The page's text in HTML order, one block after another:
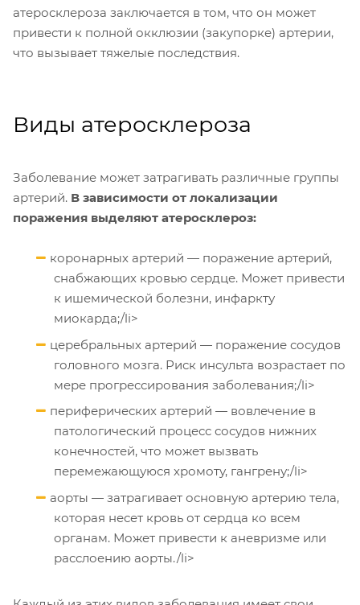
атеросклероза заключается в том, что он может
привести к полной окклюзии (закупорке) артерии,
что вызывает тяжелые последствия.
Виды атеросклероза
Заболевание может затрагивать различные группы
артерий. В зависимости от локализации
поражения выделяют атеросклероз:
коронарных артерий — поражение артерий,
снабжающих кровью сердце. Может привести
к ишемической болезни, инфаркту
миокарда;/li>
церебральных артерий — поражение сосудов
головного мозга. Риск инсульта возрастает по
мере прогрессирования заболевания;/li>
периферических артерий — вовлечение в
патологический процесс сосудов нижних
конечностей, что может вызвать
перемежающуюся хромоту, гангрену;/li>
аорты — затрагивает основную артерию тела,
которая несет кровь от сердца ко всем
органам. Может привести к аневризме или
расслоению аорты./li>